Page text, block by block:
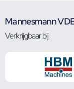
Mannesmann
Verkrijgbaar bij